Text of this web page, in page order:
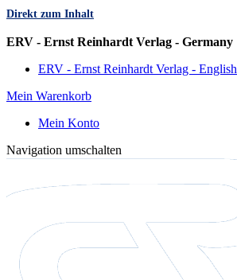
Direkt zum Inhalt
ERV - Ernst Reinhardt Verlag - Germany
ERV - Ernst Reinhardt Verlag - English
Mein Warenkorb
Mein Konto
Navigation umschalten